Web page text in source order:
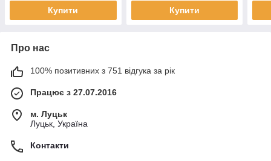
Купити Купити
Про нас
100% позитивних з 751 відгука за рік
Працює з 27.07.2016
м. Луцьк
Луцьк, Україна
Контакти